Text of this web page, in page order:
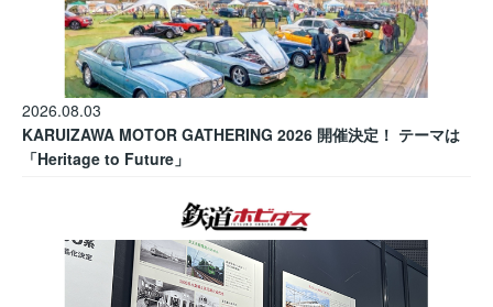
2026.08.03
KARUIZAWA MOTOR GATHERING 2026 開催決定！ テーマは
「Heritage to Future」